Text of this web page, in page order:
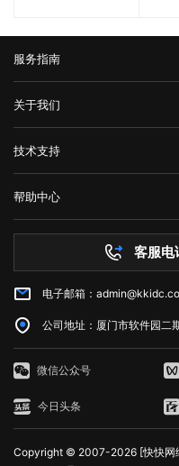
服务指南
汇款信息
购买流程
服务条款
关于我们
公司介绍
举报中心
隐私声明
技术支持
网站备案
技术文档
帮助中心
服务器问题
市场资讯
客服
电子邮箱：
公司地址：厦门市软件园二
微信公众号
今日头条
Copyright © 2007-2026 [快快网